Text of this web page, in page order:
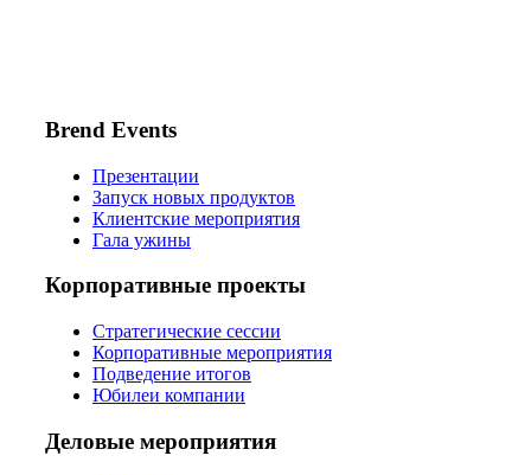
Brend Events
Презентации
Запуск новых продуктов
Клиентские мероприятия
Гала ужины
Корпоративные проекты
Стратегические сессии
Корпоративные мероприятия
Подведение итогов
Юбилеи компании
Деловые мероприятия